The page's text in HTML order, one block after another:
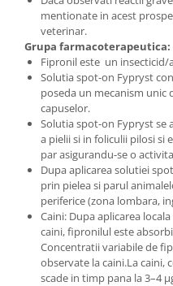
mentionate in acest
veterinar.
Grupa farmacoterapeutica:
Fipronil este un
Solutia spot-on Fypryst
poseda un mecanism
capuselor.
Solutia spot-on Fypryst se
a pielii si in foliculii pilosi si
par asigurandu-se o
Dupa aplicarea solutiei
prin pielea si parul
periferice (zona lombara,
Caini: Dupa aplicarea
caini, fipronilul este
Concentratii variabile de
observate la caini.La
scade in timp pana la 3–4